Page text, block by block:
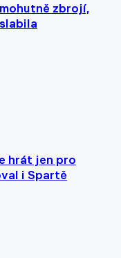
zbrojí,
hrát jen pro
i Spartě